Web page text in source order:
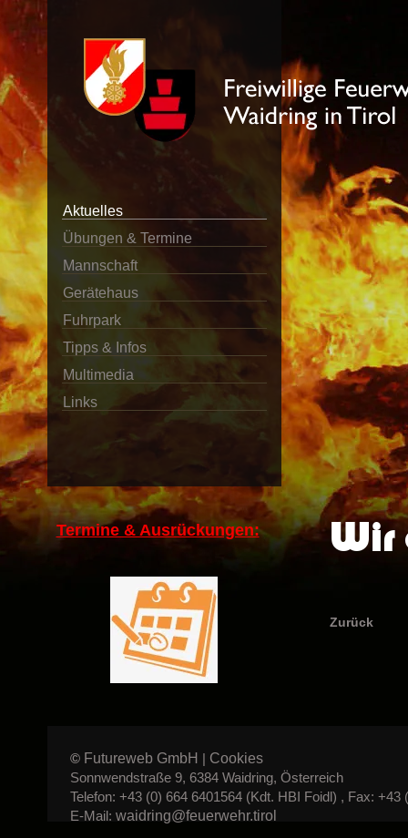
Aktuelles
Übungen & Termine
Mannschaft
Gerätehaus
Fuhrpark
Tipps & Infos
Multimedia
Links
Termine & Ausrückungen: Wir
Zurück
© Futureweb GmbH | Cookies
Sonnwendstraße 9, 6384 Waidring, Österreich
Telefon: +43 (0) 664 6401564 (Kdt. HBI Foidl) , Fax: +43
E-Mail: waidring@feuerwehr.tirol